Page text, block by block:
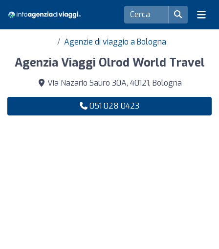
Agenzie di viaggio a Bologna
Agenzia Viaggi Olrod World Travel
Via Nazario Sauro 30A, 40121, Bologna
051 028 0423